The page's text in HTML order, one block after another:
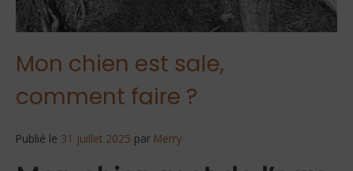
Mon chien est sale,
comment faire ?
Publié le 31 juillet 2025 par Merry